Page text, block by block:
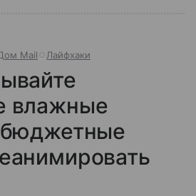
Mail Лайфхаки
влажные